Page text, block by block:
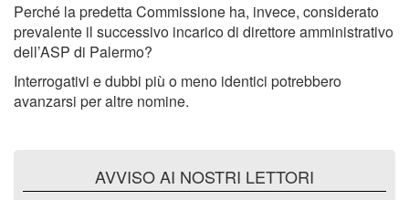
Perché la predetta Commissione ha, invece, considerato
prevalente il successivo incarico di direttore amministrativo
dell’ASP di Palermo?
Interrogativi e dubbi più o meno identici potrebbero
avanzarsi per altre nomine.
AVVISO AI NOSTRI LETTORI